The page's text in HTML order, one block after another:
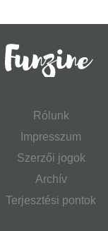
Rólunk
Impresszum
Szerzői jogok
Archív
Terjesztési pontok